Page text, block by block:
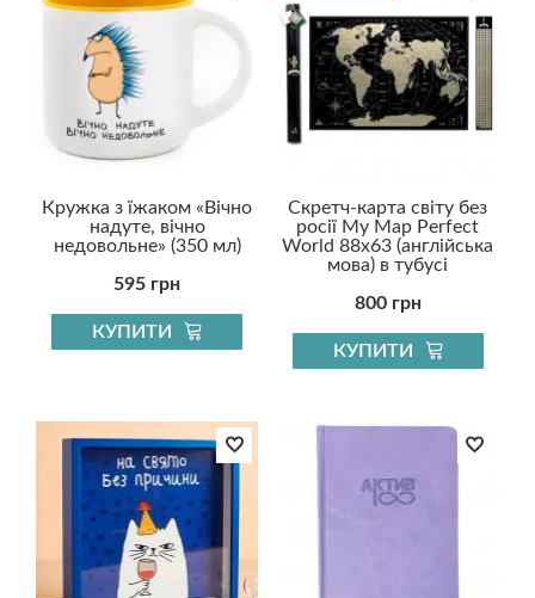
Кружка з їжаком «Вічно
надуте, вічно
недовольне» (350 мл)
595 грн
КУПИТИ
Скретч-карта світу без
росії My Map Perfect
World 88х63 (англійська
мова) в тубусі
800 грн
КУПИТИ